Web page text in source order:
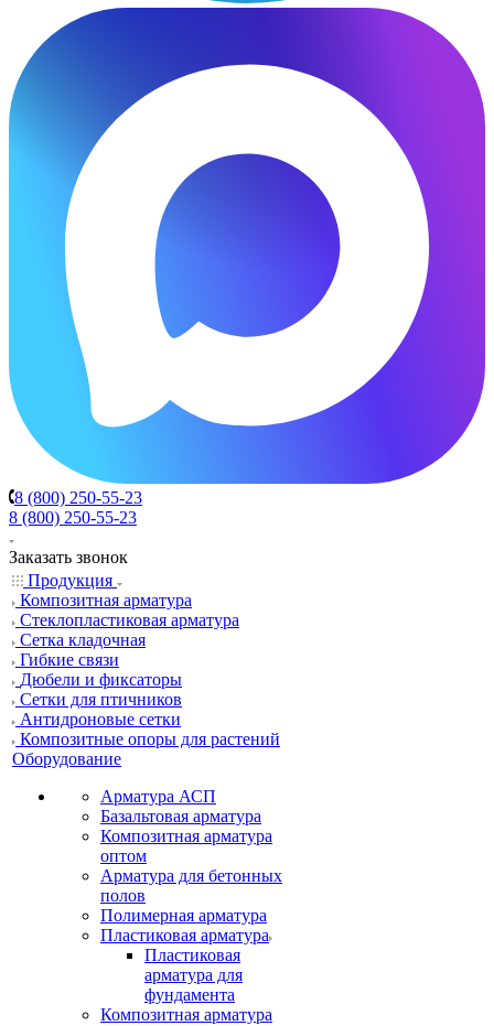
8 (800) 250-55-23
8 (800) 250-55-23
Заказать звонок
Продукция
Композитная арматура
Cтеклопластиковая арматура
Сетка кладочная
Гибкие связи
Дюбели и фиксаторы
Сетки для птичников
Антидроновые сетки
Композитные опоры для растений
Оборудование
Арматура АСП
Базальтовая арматура
Композитная арматура
оптом
Арматура для бетонных
полов
Полимерная арматура
Пластиковая арматура
Пластиковая
арматура для
фундамента
Композитная арматура